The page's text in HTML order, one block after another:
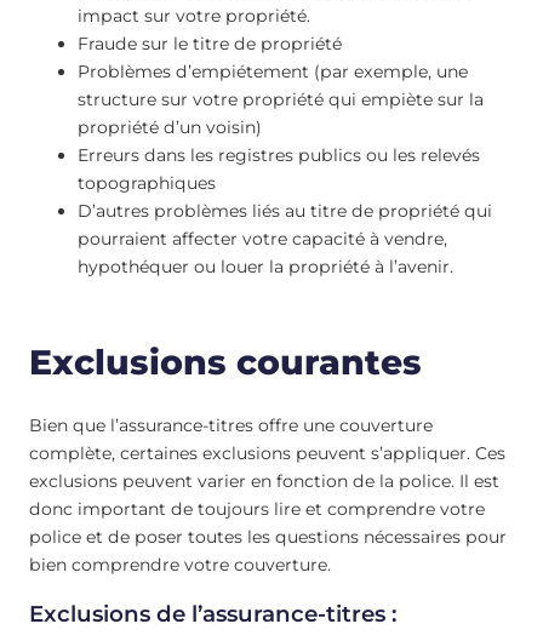
impact sur votre propriété.
Fraude sur le titre de propriété
Problèmes d’empiétement (par exemple, une
structure sur votre propriété qui empiète sur la
propriété d’un voisin)
Erreurs dans les registres publics ou les relevés
topographiques
D’autres problèmes liés au titre de propriété qui
pourraient affecter votre capacité à vendre,
hypothéquer ou louer la propriété à l’avenir.
Exclusions courantes
Bien que l’assurance-titres offre une couverture
complète, certaines exclusions peuvent s’appliquer. Ces
exclusions peuvent varier en fonction de la police. Il est
donc important de toujours lire et comprendre votre
police et de poser toutes les questions nécessaires pour
bien comprendre votre couverture.
Exclusions de l’assurance-titres :